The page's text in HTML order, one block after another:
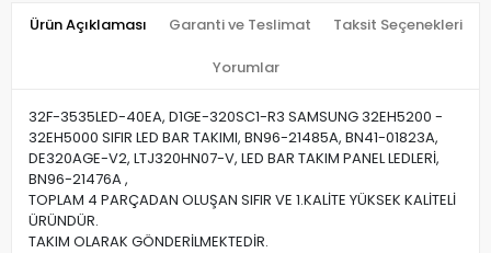
Ürün Açıklaması Garanti ve Teslimat Taksit Seçenekleri
Yorumlar
32F-3535LED-40EA, D1GE-320SC1-R3 SAMSUNG 32EH5200 -
32EH5000 SIFIR LED BAR TAKIMI, BN96-21485A, BN41-01823A,
DE320AGE-V2, LTJ320HN07-V, LED BAR TAKIM PANEL LEDLERİ,
BN96-21476A ,
TOPLAM 4 PARÇADAN OLUŞAN SIFIR VE 1.KALİTE YÜKSEK KALİTELİ
ÜRÜNDÜR.
TAKIM OLARAK GÖNDERİLMEKTEDİR.